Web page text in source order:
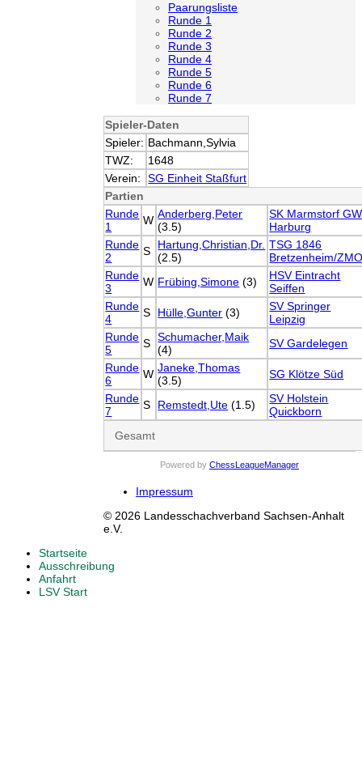
Paarungsliste
Runde 1
Runde 2
Runde 3
Runde 4
Runde 5
Runde 6
Runde 7
Spieler-Daten
Spieler: Bachmann,Sylvia
TWZ:
1648
Verein:
SG Einheit Staßfurt
Partien
Runde
1
W Anderberg,Peter
(3.5)
SK Marmstorf GW
Harburg
Runde
2
S
Hartung,Christian,Dr.
(2.5)
TSG 1846
Bretzenheim/
Runde
3
W Frübing,Simone (3)
HSV Eintracht
Seiffen
Runde
4
S Hülle,Gunter (3)
SV Springer
Leipzig
Runde
5
S Schumacher,Maik
(4)
SV Gardelegen
Runde
6
W Janeke,Thomas
(3.5)
SG Klötze Süd
Runde
7
S Remstedt,Ute (1.5)
SV Holstein
Quickborn
Gesamt
Powered by ChessLeagueManager
Impressum
© 2026 Landesschachverband Sachsen-Anhalt
e.V.
Startseite
Ausschreibung
Anfahrt
LSV Start